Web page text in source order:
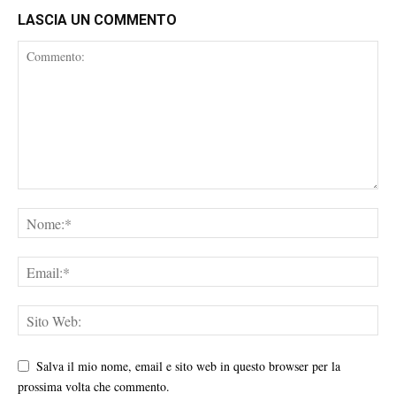
LASCIA UN COMMENTO
Salva il mio nome, email e sito web in questo browser per la
prossima volta che commento.